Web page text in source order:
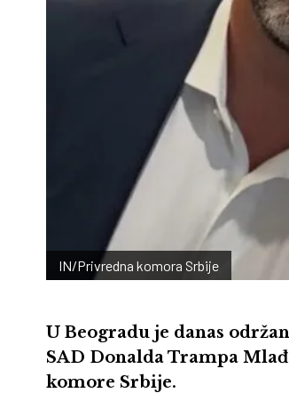
IN/Privredna komora Srbije
U Beogradu je danas
SAD Donalda Trampa
komore Srbije.